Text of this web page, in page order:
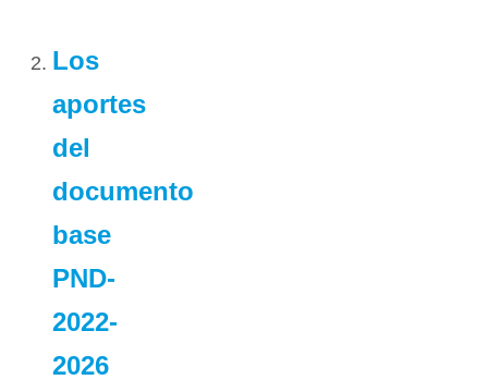
Los
aportes
del
documento
base
PND-
2022-
2026